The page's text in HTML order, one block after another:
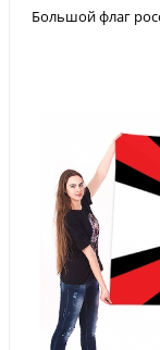
Большой флаг